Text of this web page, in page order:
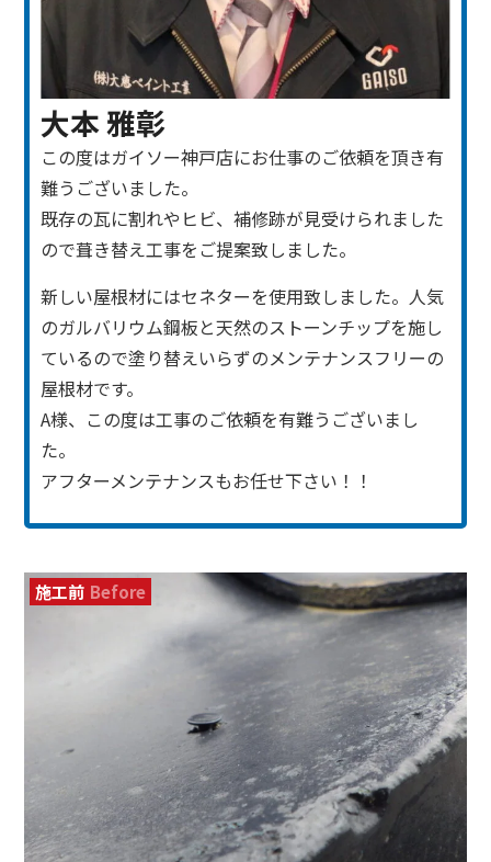
大本 雅彰
この度はガイソー神戸店にお仕事のご依頼を頂き有
難うございました。
既存の瓦に割れやヒビ、補修跡が見受けられました
ので葺き替え工事をご提案致しました。
新しい屋根材にはセネターを使用致しました。 人気
のガルバリウム鋼板と天然のストーンチップを施し
ているので塗り替えいらずのメンテナンスフリーの
屋根材です。
A様、この度は工事のご依頼を有難うございまし
た。
アフターメンテナンスもお任せ下さい！！
施工前 Before